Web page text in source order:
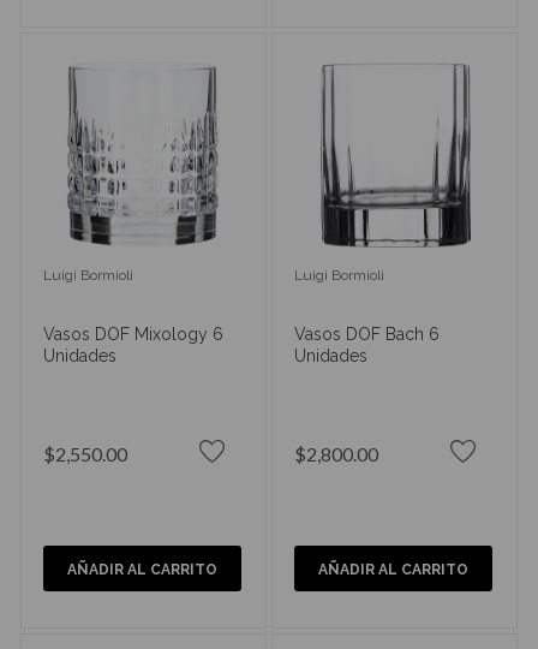
Luigi Bormioli
Vasos DOF Mixology 6
Unidades
$2,550.00
AÑADIR AL CARRITO
Luigi Bormioli
Vasos DOF Bach 6
Unidades
$2,800.00
AÑADIR AL CARRITO